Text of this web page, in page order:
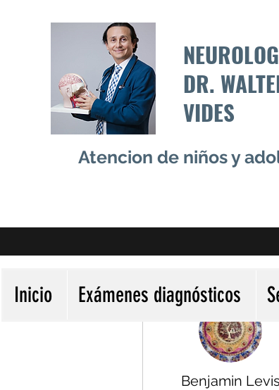
DR.
VIDES
Atencion de niños y
Inicio Exámenes diagnósticos
Benjamin Levis
Más acciones